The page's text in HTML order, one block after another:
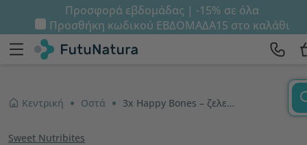
Προσφορά εβδομάδας | -15% σε όλα
Προσθήκη κωδικού ΕΒΔΟΜΑΔΑ15 στο καλάθι
Κεντρική Οστά 3x Happy Bones – ζελεδάκια για παιδιά με βιταμίνη D3
Sweet Nutribites